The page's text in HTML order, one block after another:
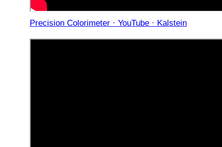
Precision Colorimeter · YouTube · Kalstein